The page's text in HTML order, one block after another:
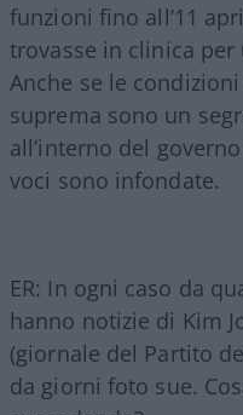
funzioni fino all’11
trovasse in clinica per
Anche se le
suprema sono un
all’interno del
voci sono infondate.
ER: In ogni caso da
hanno notizie di Kim
(giornale del Partito
da giorni foto sue.